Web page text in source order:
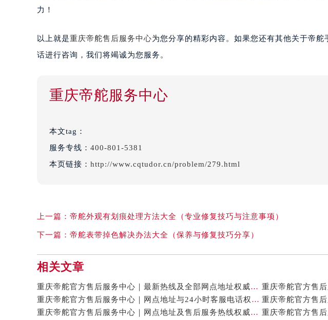
力！
以上就是重庆帝舵售后服务中心为您分享的精彩内容。如果您还有其他关于帝
话进行咨询，我们将竭诚为您服务。
重庆帝舵服务中心
本文tag：
服务专线： 400-801-5381
本页链接： http://www.cqtudor.cn/problem/279.html
上一篇： 帝舵外观有划痕处理方法大全（专业修复技巧与注意事项）
下一篇： 帝舵表带掉色解决办法大全（保养与修复技巧分享）
相关文章
重庆帝舵官方售后服务中心｜最新热线及全部网点地址权威信息公示（2026年7月最新）
重庆帝舵官方售后服务中心｜网点地址与24小时客服电话权威信息公示（2026年7月最新）
重庆帝舵官方售后服务中心｜网点地址及售后服务热线权威信息公示（2026年7月最新）